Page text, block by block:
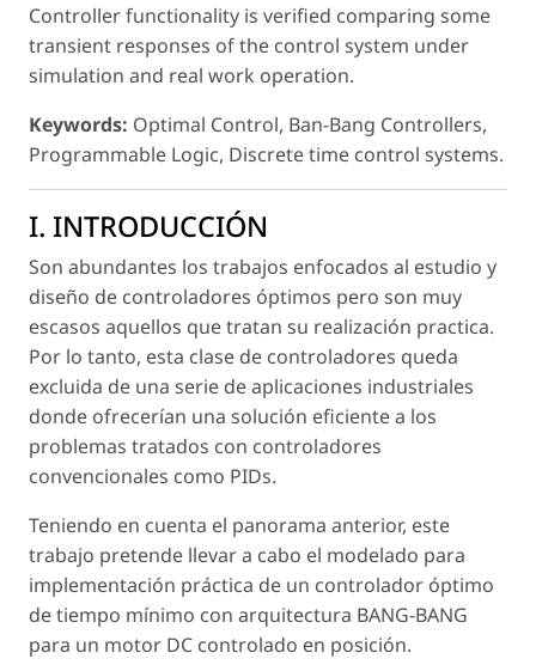
Controller functionality is verified comparing some
transient responses of the control system under
simulation and real work operation.
Keywords: Optimal Control, Ban-Bang Controllers,
Programmable Logic, Discrete time control systems.
I. INTRODUCCIÓN
Son abundantes los trabajos enfocados al estudio y
diseño de controladores óptimos pero son muy
escasos aquellos que tratan su realización practica.
Por lo tanto, esta clase de controladores queda
excluida de una serie de aplicaciones industriales
donde ofrecerían una solución eficiente a los
problemas tratados con controladores
convencionales como PIDs.
Teniendo en cuenta el panorama anterior, este
trabajo pretende llevar a cabo el modelado para
implementación práctica de un controlador óptimo
de tiempo mínimo con arquitectura BANG-BANG
para un motor DC controlado en posición.